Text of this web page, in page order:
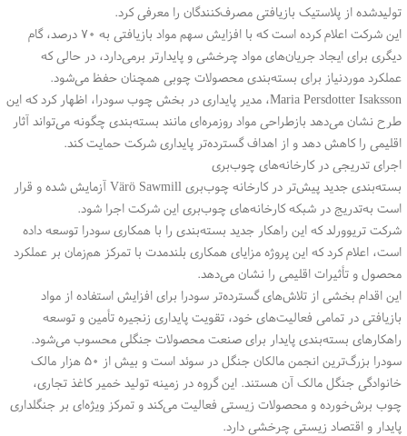
تولیدشده از پلاستیک بازیافتی مصرف‌کنندگان را معرفی کرد.
این شرکت اعلام کرده است که با افزایش سهم مواد بازیافتی به ۷۰ درصد، گام
دیگری برای ایجاد جریان‌های مواد چرخشی و پایدارتر برمی‌دارد، در حالی که
عملکرد موردنیاز برای بسته‌بندی محصولات چوبی همچنان حفظ می‌شود.
Maria Persdotter Isaksson، مدیر پایداری در بخش چوب سودرا، اظهار کرد که این
طرح نشان می‌دهد بازطراحی مواد روزمره‌ای مانند بسته‌بندی چگونه می‌تواند آثار
اقلیمی را کاهش دهد و از اهداف گسترده‌تر پایداری شرکت حمایت کند.
اجرای تدریجی در کارخانه‌های چوب‌بری
بسته‌بندی جدید پیش‌تر در کارخانه چوب‌بریVärö Sawmillآزمایش شده و قرار
است به‌تدریج در شبکه کارخانه‌های چوب‌بری این شرکت اجرا شود.
شرکت تریوورلد که این راهکار جدید بسته‌بندی را با همکاری سودرا توسعه داده
است، اعلام کرد که این پروژه مزایای همکاری بلندمدت با تمرکز هم‌زمان بر عملکرد
محصول و تأثیرات اقلیمی را نشان می‌دهد.
این اقدام بخشی از تلاش‌های گسترده‌تر سودرا برای افزایش استفاده از مواد
بازیافتی در تمامی فعالیت‌های خود، تقویت پایداری زنجیره تأمین و توسعه
راهکارهای بسته‌بندی پایدار برای صنعت محصولات جنگلی محسوب می‌شود.
سودرا بزرگ‌ترین انجمن مالکان جنگل در سوئد است و بیش از ۵۰ هزار مالک
خانوادگی جنگل مالک آن هستند. این گروه در زمینه تولید خمیر کاغذ تجاری،
چوب برش‌خورده و محصولات زیستی فعالیت می‌کند و تمرکز ویژه‌ای بر جنگلداری
پایدار و اقتصاد زیستی چرخشی دارد.